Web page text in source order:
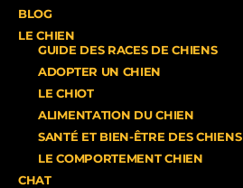
BLOG
LE CHIEN
GUIDE DES RACES DE CHIENS
ADOPTER UN CHIEN
LE CHIOT
ALIMENTATION DU CHIEN
SANTÉ ET BIEN-ÊTRE DES CHIENS
LE COMPORTEMENT CHIEN
CHAT